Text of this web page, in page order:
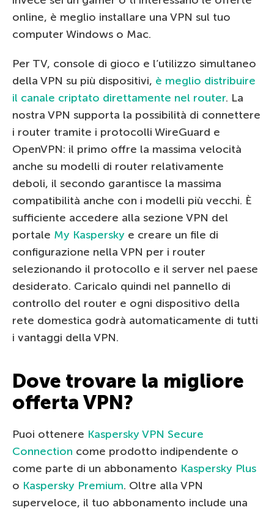
online, è meglio installare una VPN sul tuo
computer Windows o Mac.
Per TV, console di gioco e l’utilizzo simultaneo
della VPN su più dispositivi, è meglio distribuire
il canale criptato direttamente nel router. La
nostra VPN supporta la possibilità di connettere
i router tramite i protocolli WireGuard e
OpenVPN: il primo offre la massima velocità
anche su modelli di router relativamente
deboli, il secondo garantisce la massima
compatibilità anche con i modelli più vecchi. È
sufficiente accedere alla sezione VPN del
portale My Kaspersky e creare un file di
configurazione nella VPN per i router
selezionando il protocollo e il server nel paese
desiderato. Caricalo quindi nel pannello di
controllo del router e ogni dispositivo della
rete domestica godrà automaticamente di tutti
i vantaggi della VPN.
Dove trovare la migliore
offerta VPN?
Puoi ottenere Kaspersky VPN Secure
Connection come prodotto indipendente o
come parte di un abbonamento Kaspersky Plus
o Kaspersky Premium. Oltre alla VPN
superveloce, il tuo abbonamento include una